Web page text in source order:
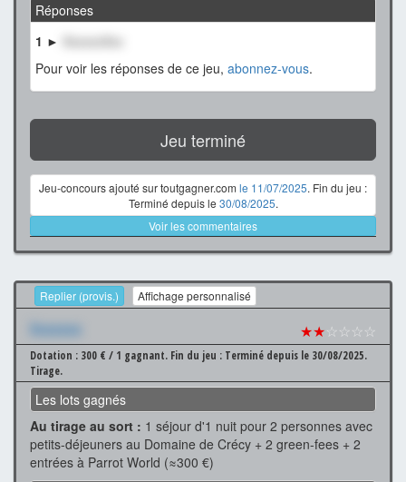
Réponses
1 ►
Pour voir les réponses de ce jeu, abonnez-vous.
Jeu terminé
Jeu-concours ajouté sur toutgagner.com le 11/07/2025. Fin du jeu :
Terminé depuis le 30/08/2025.
Voir les commentaires
Replier (provis.) Affichage personnalisé
Xxxxxxx ★★☆☆☆☆
Dotation : 300 € / 1 gagnant. Fin du jeu : Terminé depuis le 30/08/2025.
Tirage.
Les lots gagnés
Au tirage au sort : 1 séjour d'1 nuit pour 2 personnes avec
petits-déjeuners au Domaine de Crécy + 2 green-fees + 2
entrées à Parrot World (≈300 €)